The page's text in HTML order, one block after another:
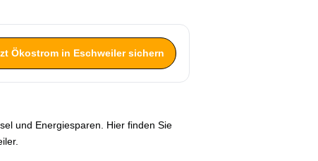
Ökostrom in Eschweiler sichern
und Energiesparen. Hier finden Sie